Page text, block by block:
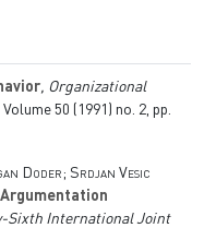
, Organizational
Volume 50 (1991) no. 2, pp.
Doder; Srdjan Vesic
Sixth International Joint